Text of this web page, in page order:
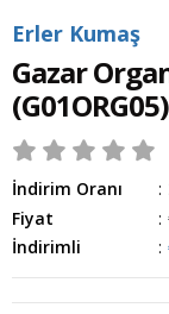
Erler Kumaş
Gazar
(G01ORG05)
İndirim Oranı :
Fiyat
:
İndirimli
: